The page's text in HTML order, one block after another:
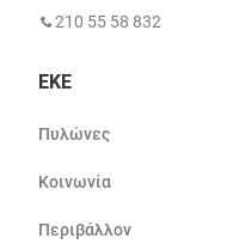
210 55 58 832
ΕΚΕ
Πυλώνες
Κοινωνία
Περιβάλλον